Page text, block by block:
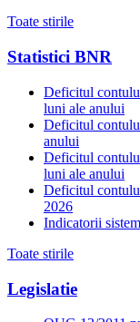
Toate stirile
Statistici BNR
Deficitul
luni ale anului
Deficitul
anului
Deficitul
luni ale anului
Deficitul
2026
Indicatorii
Toate stirile
Legislatie